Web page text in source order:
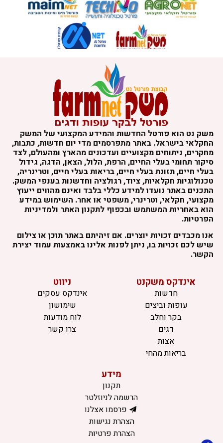
משק נט הוא פורטל החדשות והמידע המקצועי של המשק
החקלאי בישראל. באתר מתפרסמים מדי יום חדשות, כתבות,
מחקרים, ניתוחים מקצועיים ועדכונים מהארץ ומהעולם, לצד
סיקור תחומי בעלי החיים, הרפת, הלול, הצאן, הדגה, גידול
בעלי חיים, תזונת בעלי חיים, בריאות בעלי חיים, וטרינריה,
טכנולוגיות חקלאיות, ציוד, רגולציה וחדשנות בענפי המשק.
התכנים באתר נועדו למידע כללי בלבד ואינם מהווים ייעוץ
מקצועי, חקלאי, וטרינרי, משפטי או אחר. השימוש במידע
הוא באחריות המשתמש ובכפוף לתקנון האתר ולמדיניות
הפרטיות.
אנו מכבדים זכויות יוצרים. אם זיהיתם באתר תוכן או צילום
שיש לכם זכויות בו, ניתן לפנות אלינו באמצעות עמוד יצירת
הקשר.
אינדקס משקנט
חדשות
עופות וביצים
בקר וחלב
דגים
אצות
בריאות מהחי
ניווט
אינדקס עסקים
שימושון
לוח מודעות
צרו קשר
מידע
תקנון
הרשמה לניוזלטר
פרסמו אצלנו
הצהרת נגישות
הצהרת פרטיות